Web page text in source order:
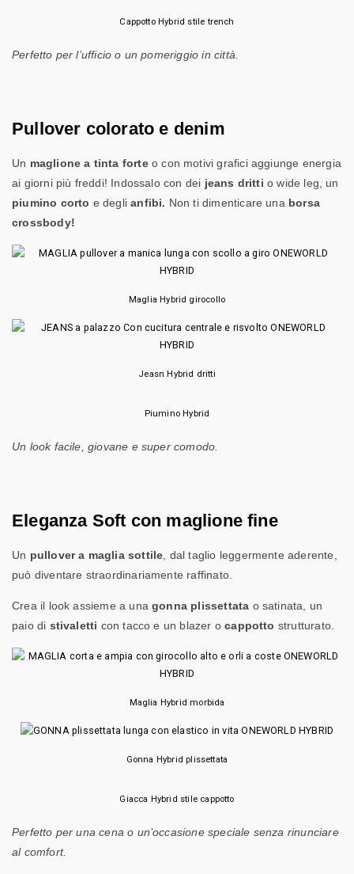
Cappotto Hybrid stile trench
Perfetto per l’ufficio o un pomeriggio in città.
Pullover colorato e denim
Un maglione a tinta forteo con motivi grafici aggiunge energia
ai giorni più freddi! Indossalo con dei jeans dritti o wide leg, un
piumino corto e deglianfibi. Non ti dimenticare una borsa
crossbody!
Maglia Hybrid girocollo
Jeasn Hybrid dritti
Piumino Hybrid
Un look facile, giovane e super comodo.
Eleganza Soft con maglione fine
Un pullover a maglia sottile , dal taglio leggermente aderente,
può diventare straordinariamente raffinato.
Crea il look assieme a unagonna plissettata o satinata, un
paio di stivaletti con tacco e un blazer ocappotto strutturato.
Maglia Hybrid morbida
Gonna Hybrid plissettata
Giacca Hybrid stile cappotto
Perfetto per una cena o un’occasione speciale senza rinunciare
al comfort.